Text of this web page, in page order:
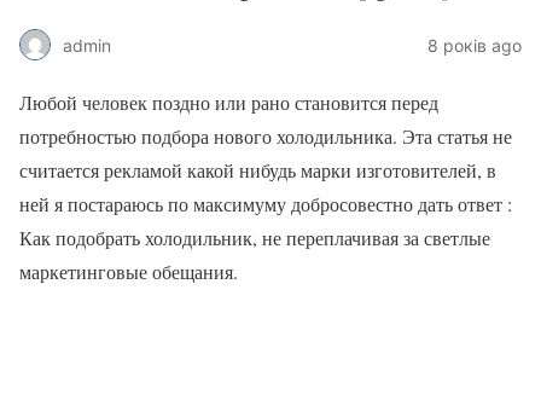
admin 8 років ago
Любой человек поздно или рано становится перед
потребностью подбора нового холодильника. Эта статья не
считается рекламой какой нибудь марки изготовителей, в
ней я постараюсь по максимуму добросовестно дать ответ :
Как подобрать холодильник, не переплачивая за светлые
маркетинговые обещания.